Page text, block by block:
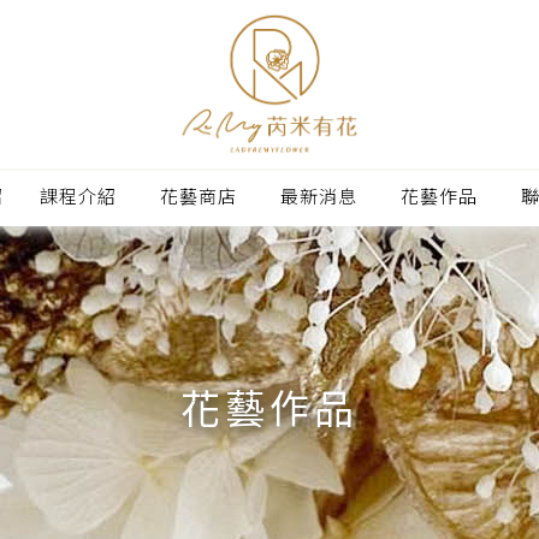
課程介紹 花藝商店 最新消息 花藝作品
花藝作品